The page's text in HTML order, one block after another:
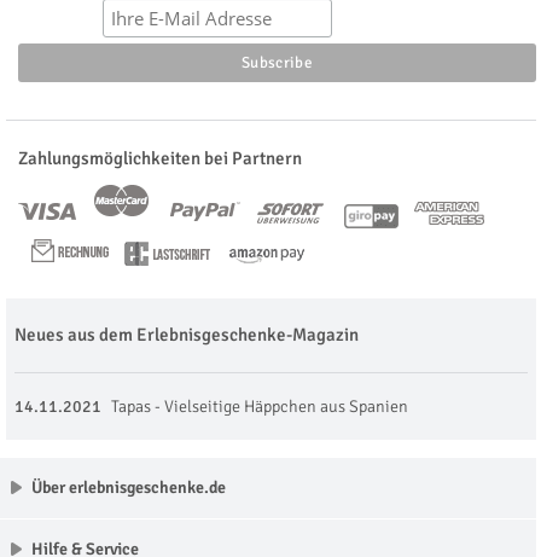
Zahlungsmöglichkeiten bei Partnern
Neues aus dem Erlebnisgeschenke-Magazin
14.11.2021 Tapas - Vielseitige Häppchen aus Spanien
Über erlebnisgeschenke.de
Hilfe & Service